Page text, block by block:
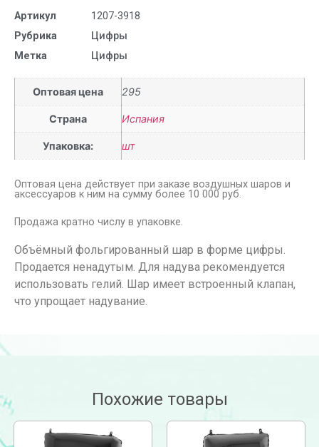
Артикул
1207-3918
Рубрика
Цифры
Метка
Цифры
Оптовая цена 295
Страна Испания
Упаковка: шт
Оптовая цена действует при заказе воздушных шаров и
аксессуаров к ним на сумму более 10 000 руб.
Продажа кратно числу в упаковке.
Объёмный фольгированный шар в форме цифры.
Продается ненадутым. Для надува рекомендуется
использовать гелий. Шар имеет встроенный клапан,
что упрощает надувание.
Похожие товары